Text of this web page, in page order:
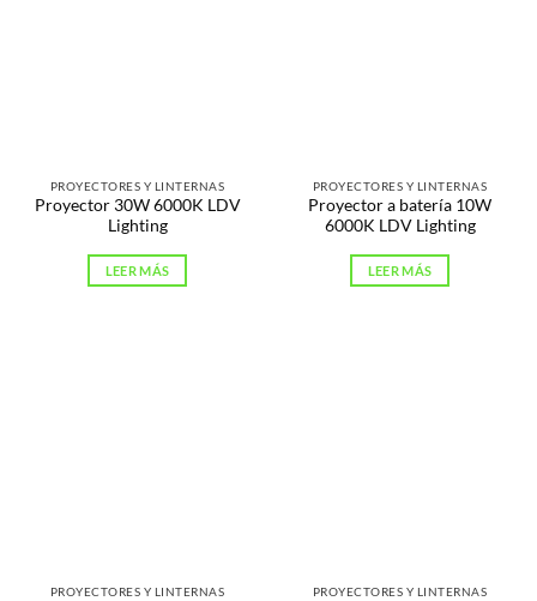
PROYECTORES Y LINTERNAS
Proyector 30W 6000K LDV
Lighting
LEER MÁS
PROYECTORES Y LINTERNAS
Proyector a batería 10W
6000K LDV Lighting
LEER MÁS
PROYECTORES Y LINTERNAS PROYECTORES Y LINTERNAS